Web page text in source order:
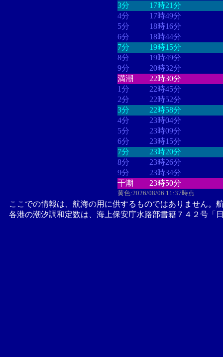
3分
17時21分
4分
17時49分
5分
18時16分
6分
18時44分
7分
19時15分
8分
19時49分
9分
20時32分
満潮
22時30分
1分
22時45分
2分
22時52分
3分
22時58分
4分
23時04分
5分
23時09分
6分
23時15分
7分
23時20分
8分
23時26分
9分
23時34分
干潮
23時50分
黄色:2026/08/06 11:37時点
ここでの情報は、航海の用に供するものではありません。
各港の潮汐調和定数は、海上保安庁水路部書籍７４２号「